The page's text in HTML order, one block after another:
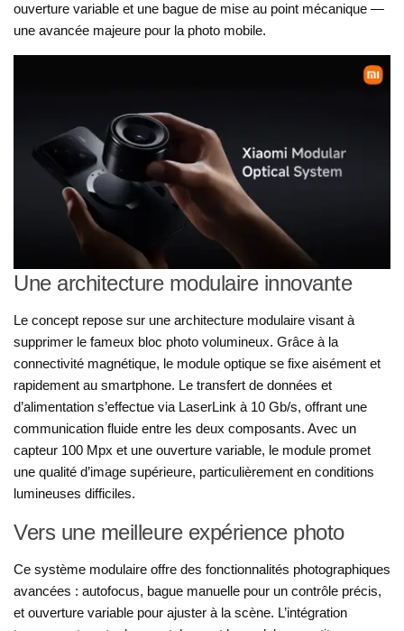
ouverture variable et une bague de mise au point mécanique —
une avancée majeure pour la photo mobile.
Une architecture modulaire innovante
Le concept repose sur une architecture modulaire visant à
supprimer le fameux bloc photo volumineux. Grâce à la
connectivité magnétique, le module optique se fixe aisément et
rapidement au smartphone. Le transfert de données et
d’alimentation s’effectue via LaserLink à 10 Gb/s, offrant une
communication fluide entre les deux composants. Avec un
capteur 100 Mpx et une ouverture variable, le module promet
une qualité d’image supérieure, particulièrement en conditions
lumineuses difficiles.
Vers une meilleure expérience photo
Ce système modulaire offre des fonctionnalités photographiques
avancées : autofocus, bague manuelle pour un contrôle précis,
et ouverture variable pour ajuster à la scène. L’intégration